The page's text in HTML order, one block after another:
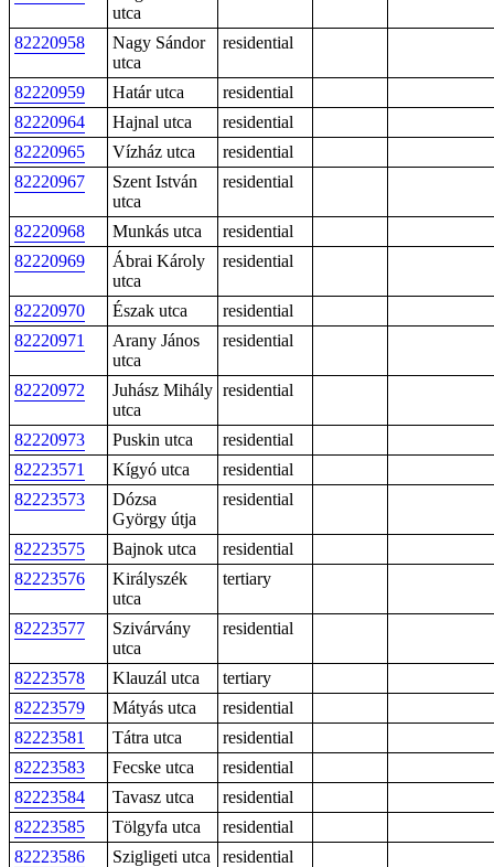
utca
82220958
Nagy Sándor
utca
residential
82220959 Határ utca
residential
82220964
Hajnal utca
residential
82220965
Vízház utca
residential
82220967
Szent István
utca
residential
82220968 Munkás utca
residential
82220969
Ábrai Károly
utca
residential
82220970 Észak utca
residential
82220971
Arany János
utca
residential
82220972
Juhász Mihály
utca
residential
82220973 Puskin utca
residential
82223571
Kígyó utca
residential
82223573
Dózsa
György útja
residential
82223575 Bajnok utca
residential
82223576
Királyszék
utca
tertiary
82223577
Szivárvány
utca
residential
82223578 Klauzál utca
tertiary
82223579
Mátyás utca
residential
82223581
Tátra utca
residential
82223583
Fecske utca
residential
82223584
Tavasz utca
residential
82223585
Tölgyfa utca
residential
82223586
Szigligeti utca
residential